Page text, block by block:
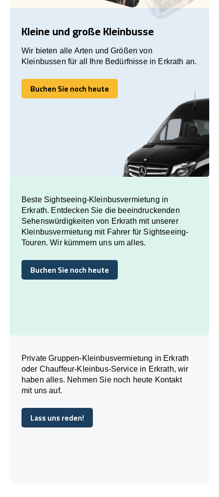
Kleine und große Kleinbusse
Wir bieten alle Arten und Größen von
Kleinbussen für all Ihre Bedürfnisse in Erkrath an.
Buchen Sie noch heute
Buchen Sie noch heute
Beste Sightseeing-Kleinbusvermietung in
Erkrath. Entdecken Sie die beeindruckenden
Sehenswürdigkeiten von Erkrath mit unserer
Kleinbusvermietung mit Fahrer für Sightseeing-
Touren. Wir kümmern uns um alles.
Buchen Sie noch heute
Buchen Sie noch heute
Private Gruppen-Kleinbusvermietung in Erkrath
oder Chauffeur-Kleinbus-Service in Erkrath, wir
haben alles. Nehmen Sie noch heute Kontakt
mit uns auf.
Lass uns reden!
Lass uns reden!